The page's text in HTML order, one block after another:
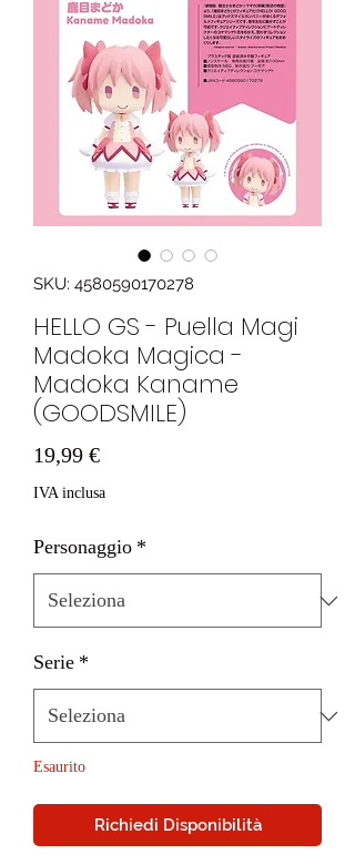
SKU: 4580590170278
HELLO GS - Puella Magi
Madoka Magica -
Madoka Kaname
(GOODSMILE)
19,99 €Prezzo
IVA inclusa
Personaggio *
Serie *
Esaurito
Richiedi Disponibilità